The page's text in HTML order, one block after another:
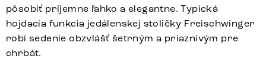
pôsobiť príjemne ľahko a elegantne. Typická
hojdacia funkcia jedálenskej stoličky Freischwinger
robí sedenie obzvlášť šetrným a priaznivým pre
chrbát.